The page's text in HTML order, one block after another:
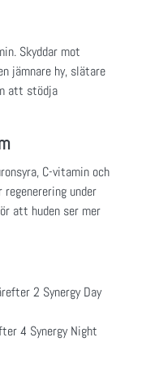
Skyddar mot
jämnare hy, slätare
att stödja
C-vitamin och
under
att huden ser mer
2 Synergy Day
4 Synergy Night